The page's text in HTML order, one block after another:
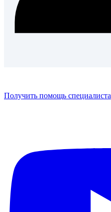
Получить помощь специалиста